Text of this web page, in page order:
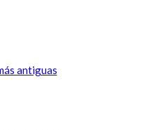
antiguas